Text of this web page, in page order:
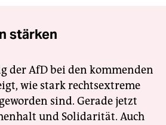
stärken
der AfD bei den kommenden
wie stark rechtsextreme
sind. Gerade jetzt
und Solidarität. Auch